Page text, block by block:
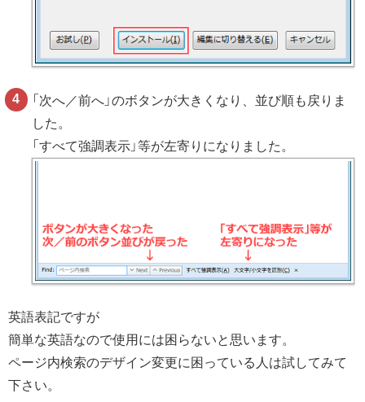
「次へ／前へ」のボタンが大きくなり、並び順も戻りま
した。
「すべて強調表示」等が左寄りになりました。
英語表記ですが
簡単な英語なので使用には困らないと思います。
ページ内検索のデザイン変更に困っている人は試してみて
下さい。